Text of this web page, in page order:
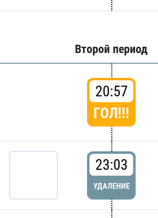
Второй период
20:57
ГОЛ!!!
23:03
УДАЛЕНИЕ